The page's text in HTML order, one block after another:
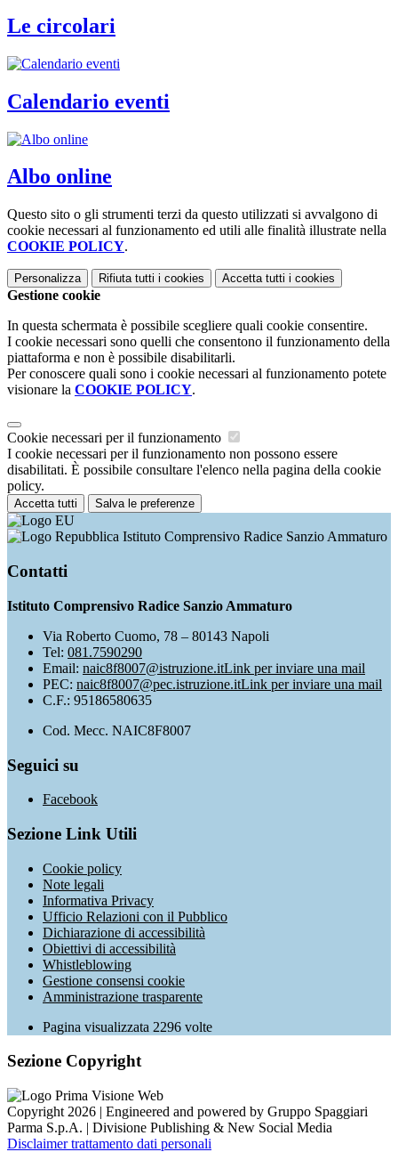
Le circolari
Calendario eventi
Albo online
Questo sito o gli strumenti terzi da questo utilizzati si avvalgono di
cookie necessari al funzionamento ed utili alle finalità illustrate nella
COOKIE POLICY.
Personalizza Rifiuta tutti i cookies Accetta tutti i cookies
Gestione cookie
In questa schermata è possibile scegliere quali cookie consentire.
I cookie necessari sono quelli che consentono il funzionamento della
piattaforma e non è possibile disabilitarli.
Per conoscere quali sono i cookie necessari al funzionamento potete
visionare la COOKIE POLICY.
Cookie necessari per il funzionamento
I cookie necessari per il funzionamento non possono essere
disabilitati. È possibile consultare l'elenco nella pagina della cookie
policy.
Accetta tutti Salva le preferenze
Istituto Comprensivo Radice Sanzio Ammaturo
Contatti
Istituto Comprensivo Radice Sanzio Ammaturo
Via Roberto Cuomo, 78 – 80143 Napoli
Tel: 081.7590290
Email: naic8f8007@istruzione.itLink per inviare una mail
PEC: naic8f8007@pec.istruzione.itLink per inviare una mail
C.F.: 95186580635
Cod. Mecc. NAIC8F8007
Seguici su
Facebook
Sezione Link Utili
Cookie policy
Note legali
Informativa Privacy
Ufficio Relazioni con il Pubblico
Dichiarazione di accessibilità
Obiettivi di accessibilità
Whistleblowing
Gestione consensi cookie
Amministrazione trasparente
Pagina visualizzata 2296 volte
Sezione Copyright
Copyright 2026 | Engineered and powered by Gruppo Spaggiari
Parma S.p.A. | Divisione Publishing & New Social Media
Disclaimer trattamento dati personali